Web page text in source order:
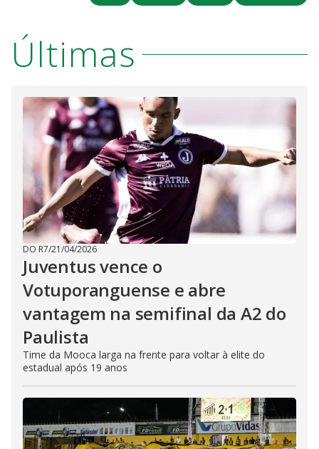
e
o
Últimas
DO R7/21/04/2026
Juventus vence o
Votuporanguense e abre
vantagem na semifinal da A2 do
Paulista
Time da Mooca larga na frente para voltar à elite do
estadual após 19 anos